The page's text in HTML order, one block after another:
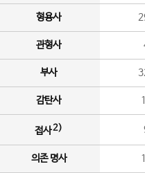
형용사
관형사
부사
감탄사
접사2)
의존 명사